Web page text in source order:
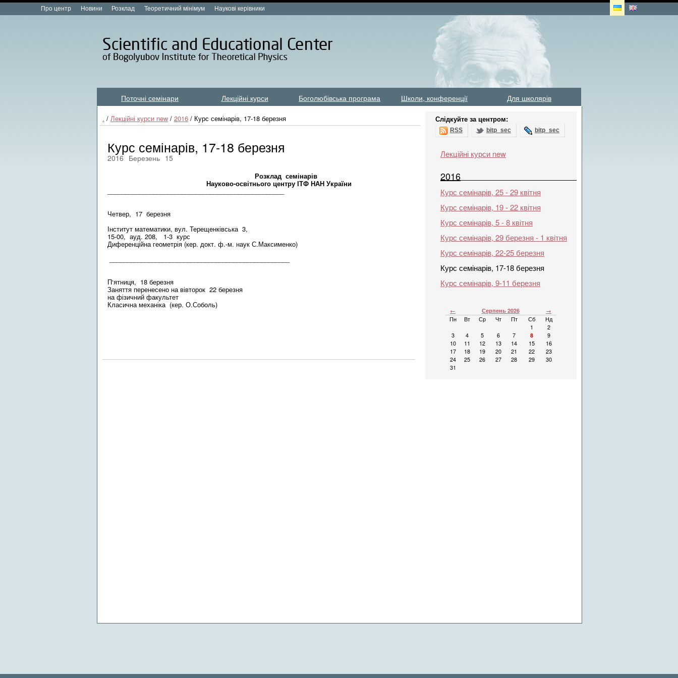
Про центр Новини Розклад Теоретичний мінімум Наукові керівники
Поточні семінари Лекційні курси Боголюбівська програма Школи, конференції
Для школярів
. / Лекційні курси new / 2016 / Курс семінарів, 17-18 березня
Курс семінарів, 17-18 березня
2016 Березень 15
Розклад семінарів
Науково-освітнього центру ІТФ НАН України
__________________________________________________
Четвер, 17 березня
Інститут математики, вул. Терещенківська 3,
15-00, ауд. 208, 1-3 курс
Диференційна геометрія (кер. докт. ф.-м. наук С.Максименко)
П‘ятниця, 18 березня
Заняття перенесено на вівторок 22 березня
на фізичний факультет
Класична механіка (кер. О.Соболь)
Слідкуйте за центром:
RSS bitp_sec bitp_sec
Лекційні курси new
2016
Курс семінарів, 25 - 29 квітня
Курс семінарів, 19 - 22 квітня
Курс семінарів, 5 - 8 квітня
Курс семінарів, 29 березня - 1 квітня
Курс семінарів, 22-25 березня
Курс семінарів, 17-18 березня
Курс семінарів, 9-11 березня
← Серпень 2026
→
Пн
Вт Ср Чт Пт Сб
Нд
1
2
3
4 5 6 7 8
9
10
11 12 13 14 15
16
17
18 19 20 21 22
23
24
25 26 27 28 29
30
31